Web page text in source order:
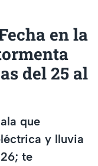
en la
del 25 al
que
y lluvia
te